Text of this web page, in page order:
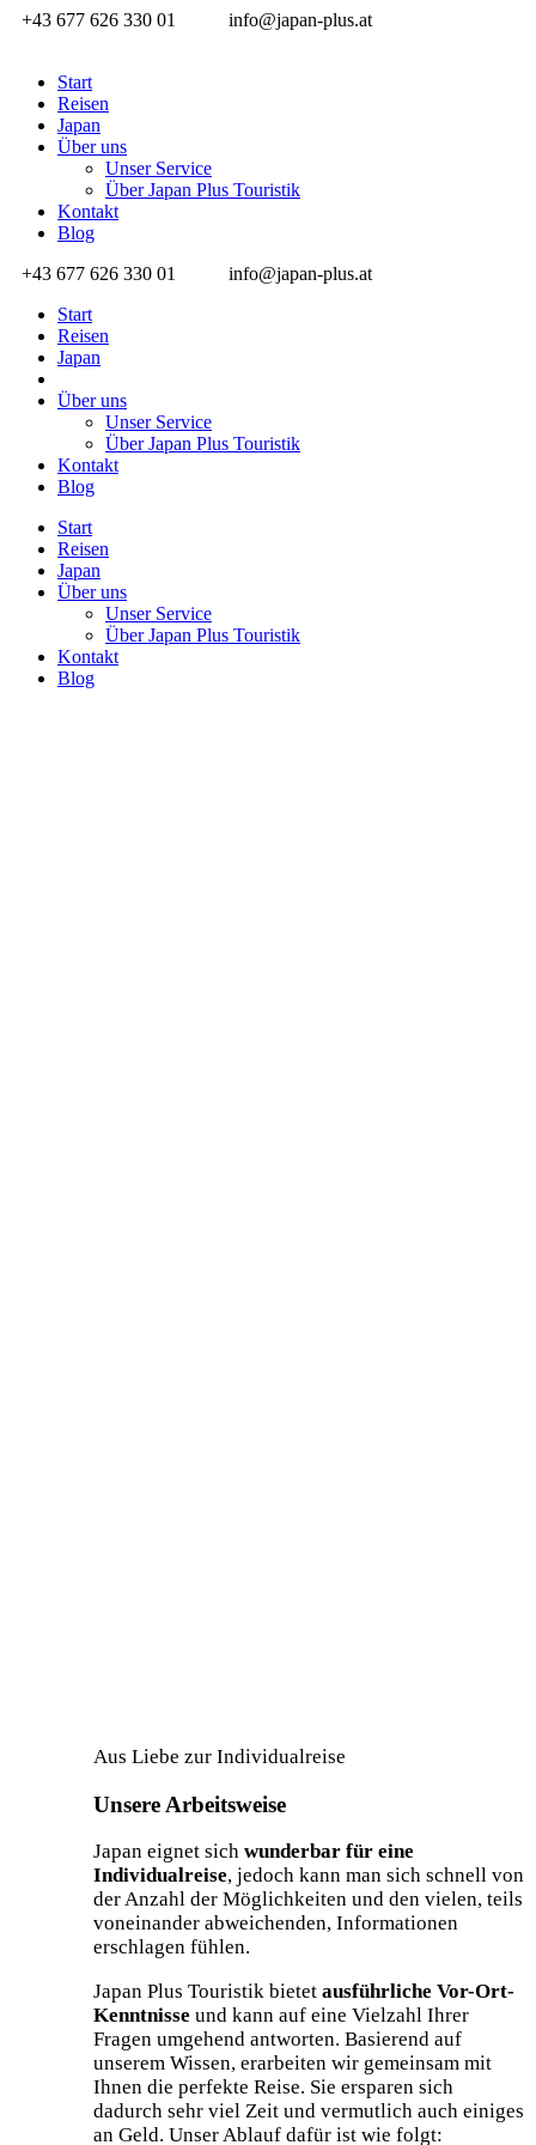
+43 677 626 330 01 info@japan-plus.at
Start
Reisen
Japan
Über uns
Unser Service
Über Japan Plus Touristik
Kontakt
Blog
+43 677 626 330 01
info@japan-plus.at
Start
Reisen
Japan
Über uns
Unser Service
Über Japan Plus Touristik
Kontakt
Blog
Start
Reisen
Japan
Über uns
Unser Service
Über Japan Plus Touristik
Kontakt
Blog
Aus Liebe zur Individualreise
Unsere Arbeitsweise
Japan eignet sich wunderbar für eine
Individualreise, jedoch kann man sich schnell von
der Anzahl der Möglichkeiten und den vielen, teils
voneinander abweichenden, Informationen
erschlagen fühlen.
Japan Plus Touristik bietet ausführliche Vor-Ort-
Kenntnisse und kann auf eine Vielzahl Ihrer
Fragen umgehend antworten. Basierend auf
unserem Wissen, erarbeiten wir gemeinsam mit
Ihnen die perfekte Reise. Sie ersparen sich
dadurch sehr viel Zeit und vermutlich auch einiges
an Geld. Unser Ablauf dafür ist wie folgt: